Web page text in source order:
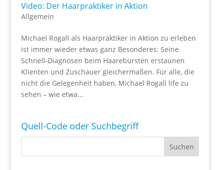
Video: Der Haarpraktiker in Aktion
Allgemein
Michael Rogall als Haarpraktiker in Aktion zu erleben
ist immer wieder etwas ganz Besonderes: Seine
Schnell-Diagnosen beim Haarebürsten erstaunen
Klienten und Zuschauer gleichermaßen. Für alle, die
nicht die Gelegenheit haben, Michael Rogall life zu
sehen – wie etwa...
Quell-Code oder Suchbegriff